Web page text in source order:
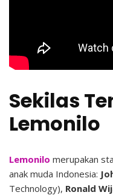
Sekilas
Lemonilo
Lemonilo merupakan
anak muda Indonesia:
Technology), Ronald